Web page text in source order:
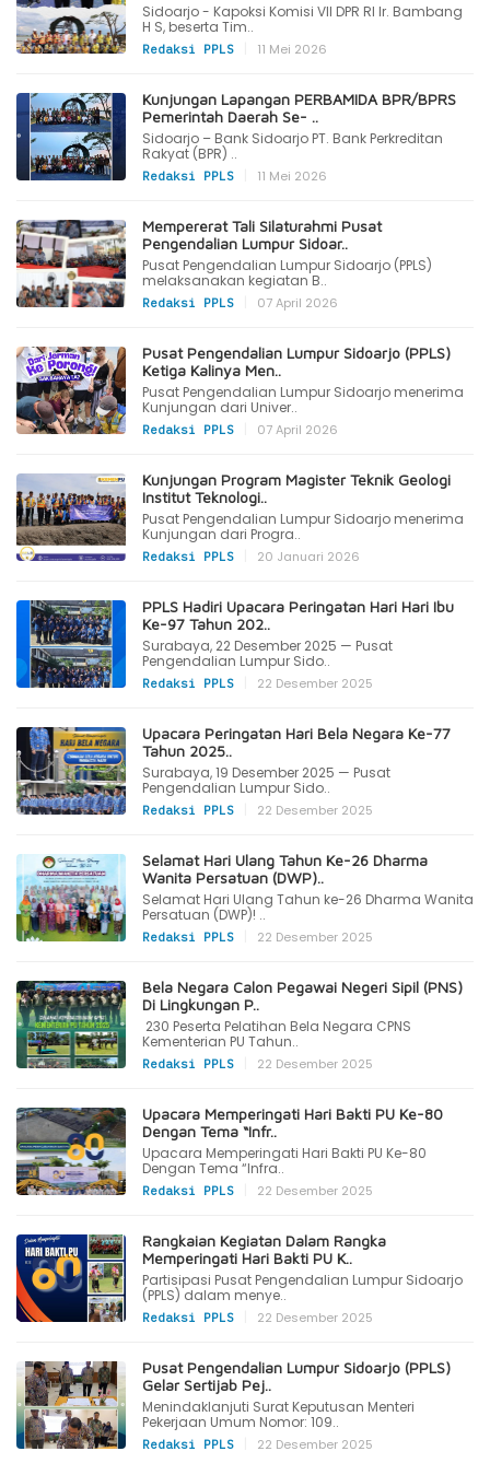
Sidoarjo - Kapoksi Komisi VII DPR RI Ir. Bambang
H S, beserta Tim..
Redaksi PPLS 11 Mei 2026
Kunjungan Lapangan PERBAMIDA BPR/BPRS
Pemerintah Daerah Se- ..
Sidoarjo – Bank Sidoarjo PT. Bank Perkreditan
Rakyat (BPR) ..
Redaksi PPLS 11 Mei 2026
Mempererat Tali Silaturahmi Pusat
Pengendalian Lumpur Sidoar..
Pusat Pengendalian Lumpur Sidoarjo (PPLS)
melaksanakan kegiatan B..
Redaksi PPLS 07 April 2026
Pusat Pengendalian Lumpur Sidoarjo (PPLS)
Ketiga Kalinya Men..
Pusat Pengendalian Lumpur Sidoarjo menerima
Kunjungan dari Univer..
Redaksi PPLS 07 April 2026
Kunjungan Program Magister Teknik Geologi
Institut Teknologi..
Pusat Pengendalian Lumpur Sidoarjo menerima
Kunjungan dari Progra..
Redaksi PPLS 20 Januari 2026
PPLS Hadiri Upacara Peringatan Hari Hari Ibu
Ke-97 Tahun 202..
Surabaya, 22 Desember 2025 — Pusat
Pengendalian Lumpur Sido..
Redaksi PPLS 22 Desember 2025
Upacara Peringatan Hari Bela Negara Ke-77
Tahun 2025..
Surabaya, 19 Desember 2025 — Pusat
Pengendalian Lumpur Sido..
Redaksi PPLS 22 Desember 2025
Selamat Hari Ulang Tahun Ke-26 Dharma
Wanita Persatuan (DWP)..
Selamat Hari Ulang Tahun ke-26 Dharma Wanita
Persatuan (DWP)! ..
Redaksi PPLS 22 Desember 2025
Bela Negara Calon Pegawai Negeri Sipil (PNS)
Di Lingkungan P..
230 Peserta Pelatihan Bela Negara CPNS
Kementerian PU Tahun..
Redaksi PPLS 22 Desember 2025
Upacara Memperingati Hari Bakti PU Ke-80
Dengan Tema “Infr..
Upacara Memperingati Hari Bakti PU Ke-80
Dengan Tema “Infra..
Redaksi PPLS 22 Desember 2025
Rangkaian Kegiatan Dalam Rangka
Memperingati Hari Bakti PU K..
Partisipasi Pusat Pengendalian Lumpur Sidoarjo
(PPLS) dalam menye..
Redaksi PPLS 22 Desember 2025
Pusat Pengendalian Lumpur Sidoarjo (PPLS)
Gelar Sertijab Pej..
Menindaklanjuti Surat Keputusan Menteri
Pekerjaan Umum Nomor: 109..
Redaksi PPLS 22 Desember 2025